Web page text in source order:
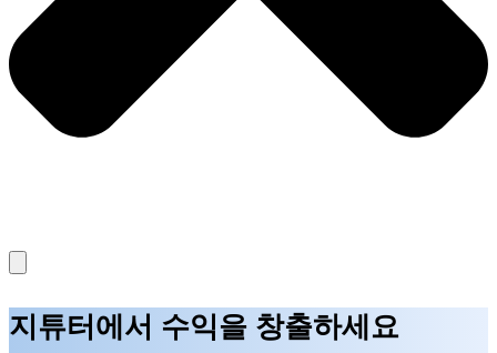
지튜터에서 수익을 창출하세요